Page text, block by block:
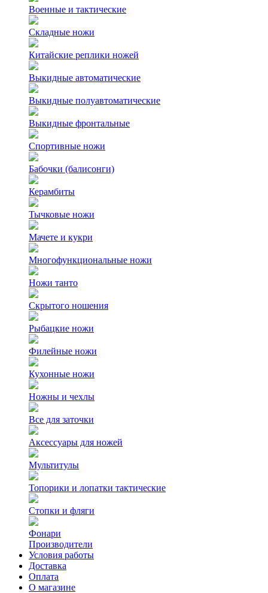
Военные и тактические
Складные ножи
Китайские реплики ножей
Выкидные автоматические
Выкидные полуавтоматические
Выкидные фронтальные
Спортивные ножи
Бабочки (балисонги)
Керамбиты
Тычковые ножи
Мачете и кукри
Многофункциональные ножи
Ножи танто
Скрытого ношения
Рыбацкие ножи
Филейные ножи
Кухонные ножи
Ножны и чехлы
Все для заточки
Аксессуары для ножей
Мультитулы
Топорики и лопатки тактические
Стопки и фляги
Фонари
Производители
Условия работы
Доставка
Оплата
О магазине